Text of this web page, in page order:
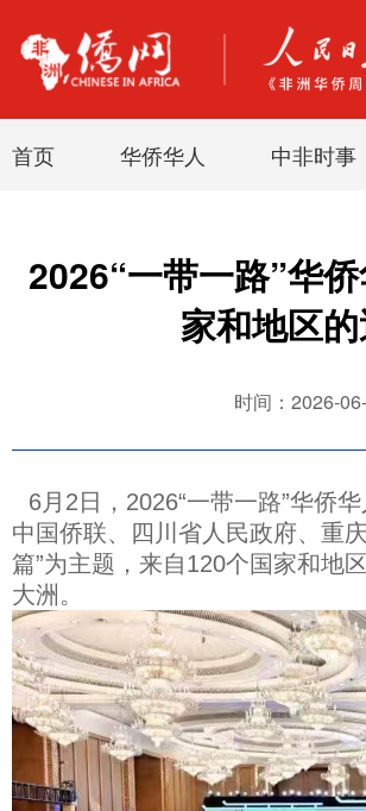
首页 华侨华人 中非时事
2026“一带一路”华
家和地区
时间：2026-
6月2日，2026“一带一路”华侨
中国侨联、四川省人民政府、重
篇”为主题，来自120个国家和地
大洲。